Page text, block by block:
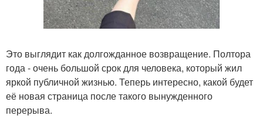
Это выглядит как долгожданное возвращение. Полтора
года - очень большой срок для человека, который жил
яркой публичной жизнью. Теперь интересно, какой будет
её новая страница после такого вынужденного
перерыва.